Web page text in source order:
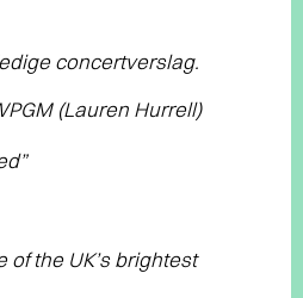
concertverslag.
(Lauren Hurrell)
of the UK’s brightest